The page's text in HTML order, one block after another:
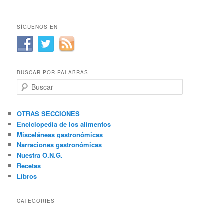
SÍGUENOS EN
BUSCAR POR PALABRAS
u
c
a
r
OTRAS SECCIONES
Enciclopedia de los alimentos
Misceláneas gastronómicas
Narraciones gastronómicas
Nuestra O.N.G.
Recetas
Libros
CATEGORIES